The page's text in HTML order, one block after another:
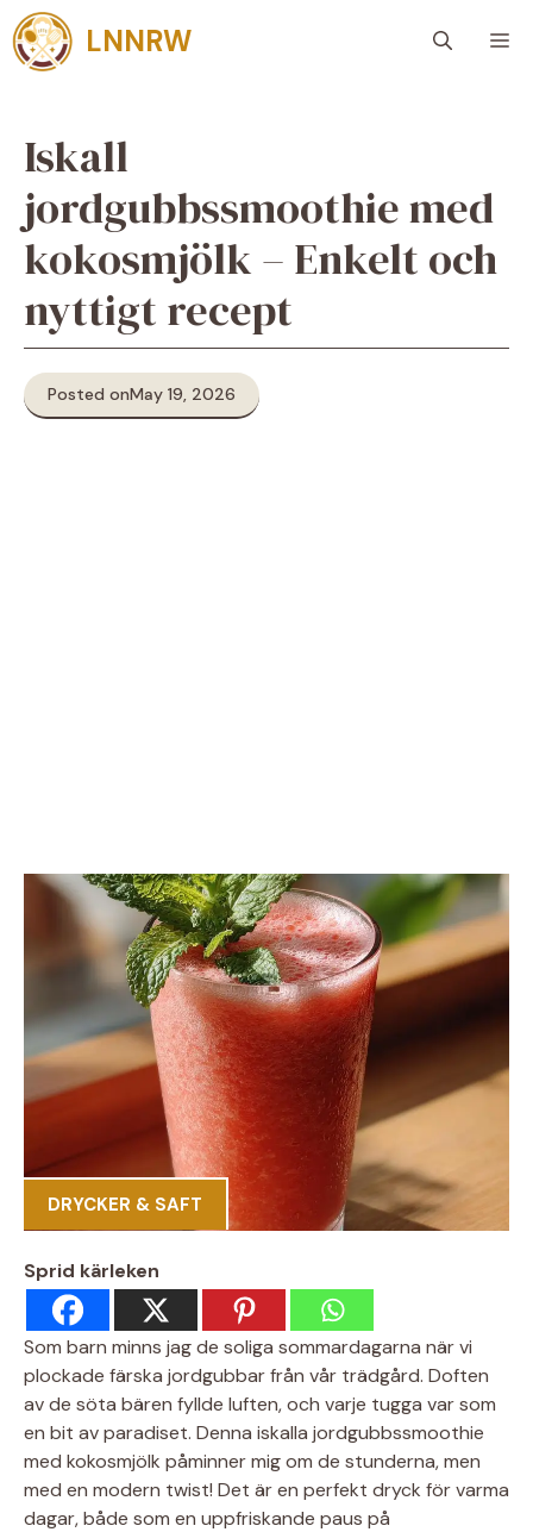
Skip
to
content
LNNRW
Iskall
jordgubbssmoothie med
kokosmjölk – Enkelt och
nyttigt recept
Posted onMay 19, 2026
DRYCKER & SAFT
Sprid kärleken
Som barn minns jag de soliga sommardagarna när vi
plockade färska jordgubbar från vår trädgård. Doften
av de söta bären fyllde luften, och varje tugga var som
en bit av paradiset. Denna iskalla jordgubbssmoothie
med kokosmjölk påminner mig om de stunderna, men
med en modern twist! Det är en perfekt dryck för varma
dagar, både som en uppfriskande paus på